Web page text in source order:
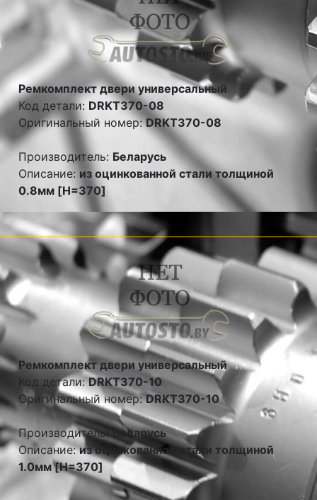
Ремкомплект двери универсальный
Код детали: DRKT370-08
Оригинальный номер:DRKT370-08
Производитель: Беларусь
Описание: из оцинкованной стали толщиной
0.8мм [H=370]
Ремкомплект двери универсальный
Код детали:DRKT370-10
Оригинальный номер:DRKT370-10
Производитель: Беларусь
Описание:из оцинкованной стали толщиной
1.0мм [H=370]